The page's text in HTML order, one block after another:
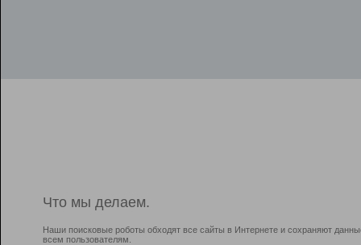
Что мы делаем.
Наши поисковые роботы обходят все сайты в Интернете и сохраняют
всем пользователям.